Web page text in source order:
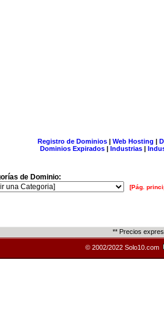
Registro de Dominios| Web Hosting |
Dominios Expirados | Industrias |
de Dominio:
[Pág.
** Precios
© 2002/2022 Solo10.com